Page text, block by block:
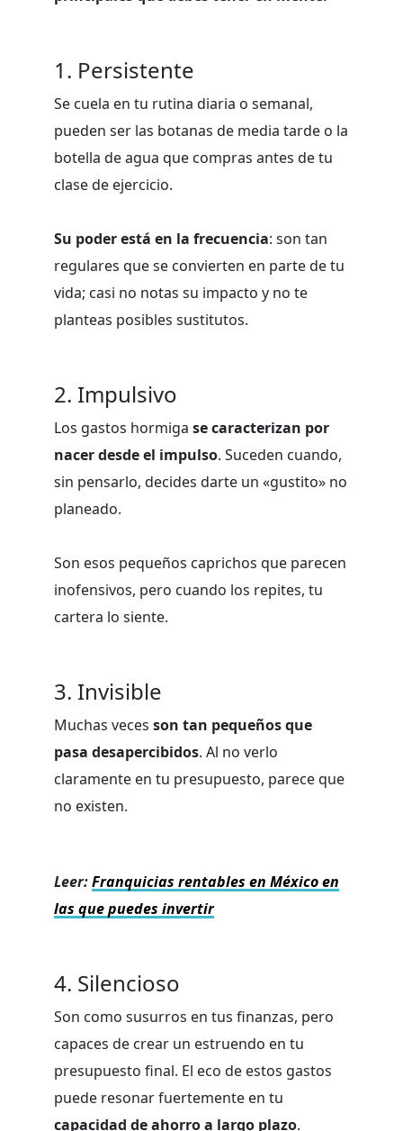
1. Persistente
Se cuela en tu rutina diaria o semanal,
pueden ser las botanas de media tarde o la
botella de agua que compras antes de tu
clase de ejercicio.
Su poder está en la frecuencia: son tan
regulares que se convierten en parte de tu
vida; casi no notas su impacto y no te
planteas posibles sustitutos.
2. Impulsivo
Los gastos hormiga se caracterizan por
nacer desde el impulso. Suceden cuando,
sin pensarlo, decides darte un «gustito» no
planeado.
Son esos pequeños caprichos que parecen
inofensivos, pero cuando los repites, tu
cartera lo siente.
3. Invisible
Muchas veces son tan pequeños que
pasa desapercibidos. Al no verlo
claramente en tu presupuesto, parece que
no existen.
Leer:Franquicias rentables en México en
las que puedes invertir
4. Silencioso
Son como susurros en tus finanzas, pero
capaces de crear un estruendo en tu
presupuesto final. El eco de estos gastos
puede resonar fuertemente en tu
capacidad de ahorro a largo plazo.